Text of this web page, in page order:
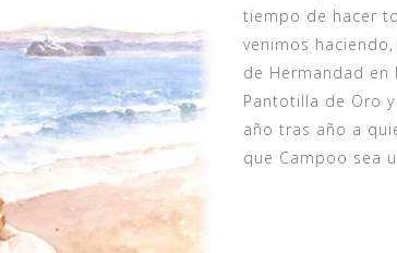
tiempo de hacer
venimos
de Hermandad en
Pantotilla de Oro
año tras año a
que Campoo sea